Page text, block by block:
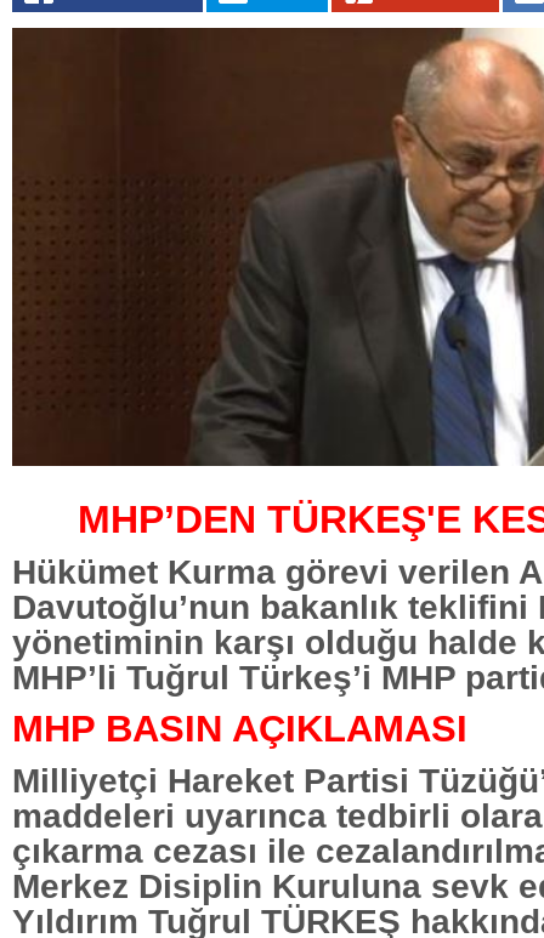
MHP’DEN TÜRKEŞ'E
Hükümet Kurma görevi verilen
Davutoğlu’nun bakanlık teklifini
yönetiminin karşı olduğu halde
MHP’li Tuğrul Türkeş’i MHP
MHP BASIN AÇIKLAMASI
Milliyetçi Hareket Partisi
maddeleri uyarınca tedbirli
çıkarma cezası ile
Merkez Disiplin Kuruluna sevk
Yıldırım Tuğrul TÜRKEŞ